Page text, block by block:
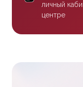
личный
центре